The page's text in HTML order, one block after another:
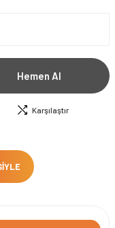
Hemen Al
Karşılaştır